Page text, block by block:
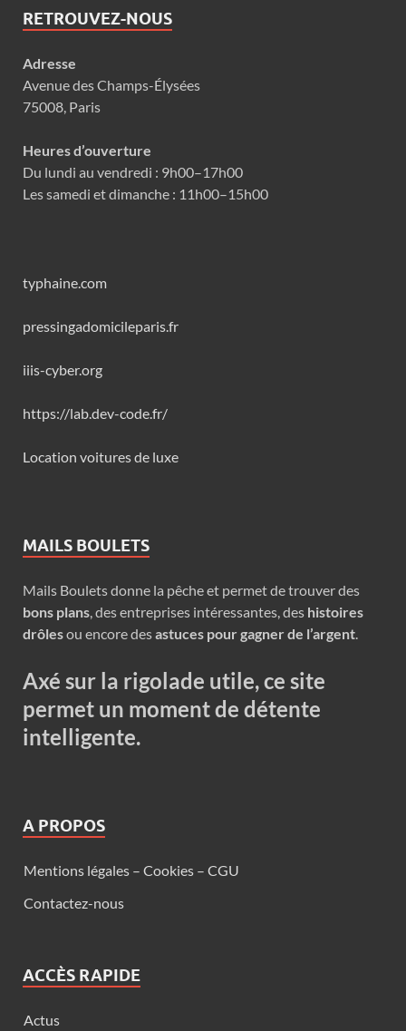
RETROUVEZ-NOUS
Adresse
Avenue des Champs-Élysées
75008, Paris
Heures d’ouverture
Du lundi au vendredi : 9h00–17h00
Les samedi et dimanche : 11h00–15h00
typhaine.com
pressingadomicileparis.fr
iiis-cyber.org
https://lab.dev-code.fr/
Location voitures de luxe
MAILS BOULETS
Mails Boulets donne la pêche et permet de trouver des
bons plans, des entreprises intéressantes, des histoires
drôlesou encore desastuces pour gagner de l’argent.
Axé sur la rigolade utile, ce site
permet un moment de détente
intelligente.
A PROPOS
Mentions légales – Cookies – CGU
Contactez-nous
ACCÈS RAPIDE
Actus